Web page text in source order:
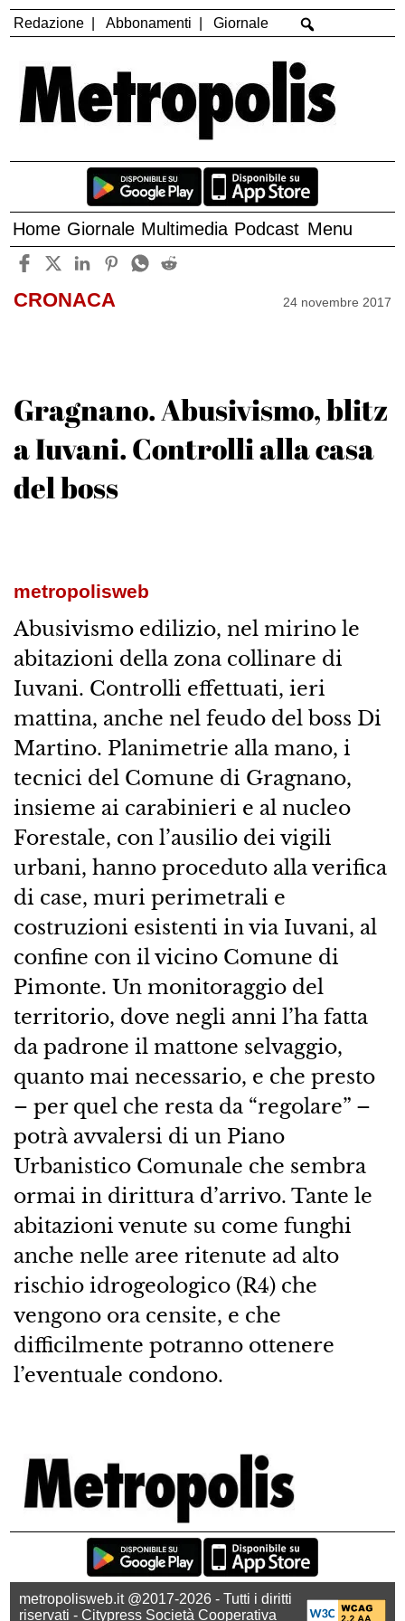
Redazione Abbonamenti Giornale
Home Giornale Multimedia Podcast Menu
CRONACA 24 novembre 2017
Gragnano. Abusivismo, blitz
a Iuvani. Controlli alla casa
del boss
metropolisweb
Abusivismo edilizio, nel mirino le
abitazioni della zona collinare di
Iuvani. Controlli effettuati, ieri
mattina, anche nel feudo del boss Di
Martino. Planimetrie alla mano, i
tecnici del Comune di Gragnano,
insieme ai carabinieri e al nucleo
Forestale, con l’ausilio dei vigili
urbani, hanno proceduto alla verifica
di case, muri perimetrali e
costruzioni esistenti in via Iuvani, al
confine con il vicino Comune di
Pimonte. Un monitoraggio del
territorio, dove negli anni l’ha fatta
da padrone il mattone selvaggio,
quanto mai necessario, e che presto
– per quel che resta da “regolare” –
potrà avvalersi di un Piano
Urbanistico Comunale che sembra
ormai in dirittura d’arrivo. Tante le
abitazioni venute su come funghi
anche nelle aree ritenute ad alto
rischio idrogeologico (R4) che
vengono ora censite, e che
difficilmente potranno ottenere
l’eventuale condono.
metropolisweb.it @2017-2026 - Tutti i diritti
riservati - Citypress Società Cooperativa